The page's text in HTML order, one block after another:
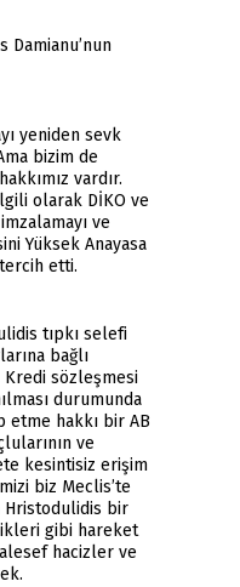
Damianu’nun
yeniden sevk
bizim de
vardır.
olarak DİKO ve
ve
Yüksek Anayasa
etti.
tıpkı selefi
bağlı
Kredi sözleşmesi
durumunda
etme hakkı bir AB
ve
kesintisiz erişim
biz Meclis’te
Hristodulidis bir
gibi hareket
hacizler ve